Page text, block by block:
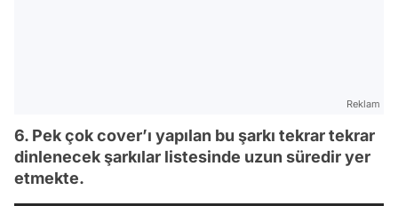
Reklam
6. Pek çok cover’ı yapılan bu şarkı tekrar tekrar
dinlenecek şarkılar listesinde uzun süredir yer
etmekte.